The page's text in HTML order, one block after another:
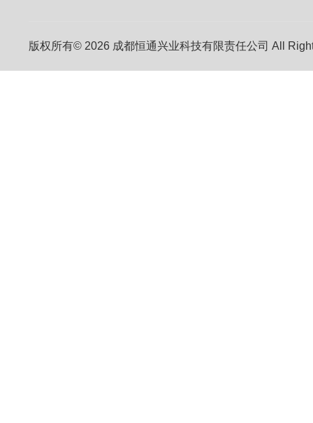
版权所有© 2026 成都恒通兴业科技有限责任公司 All